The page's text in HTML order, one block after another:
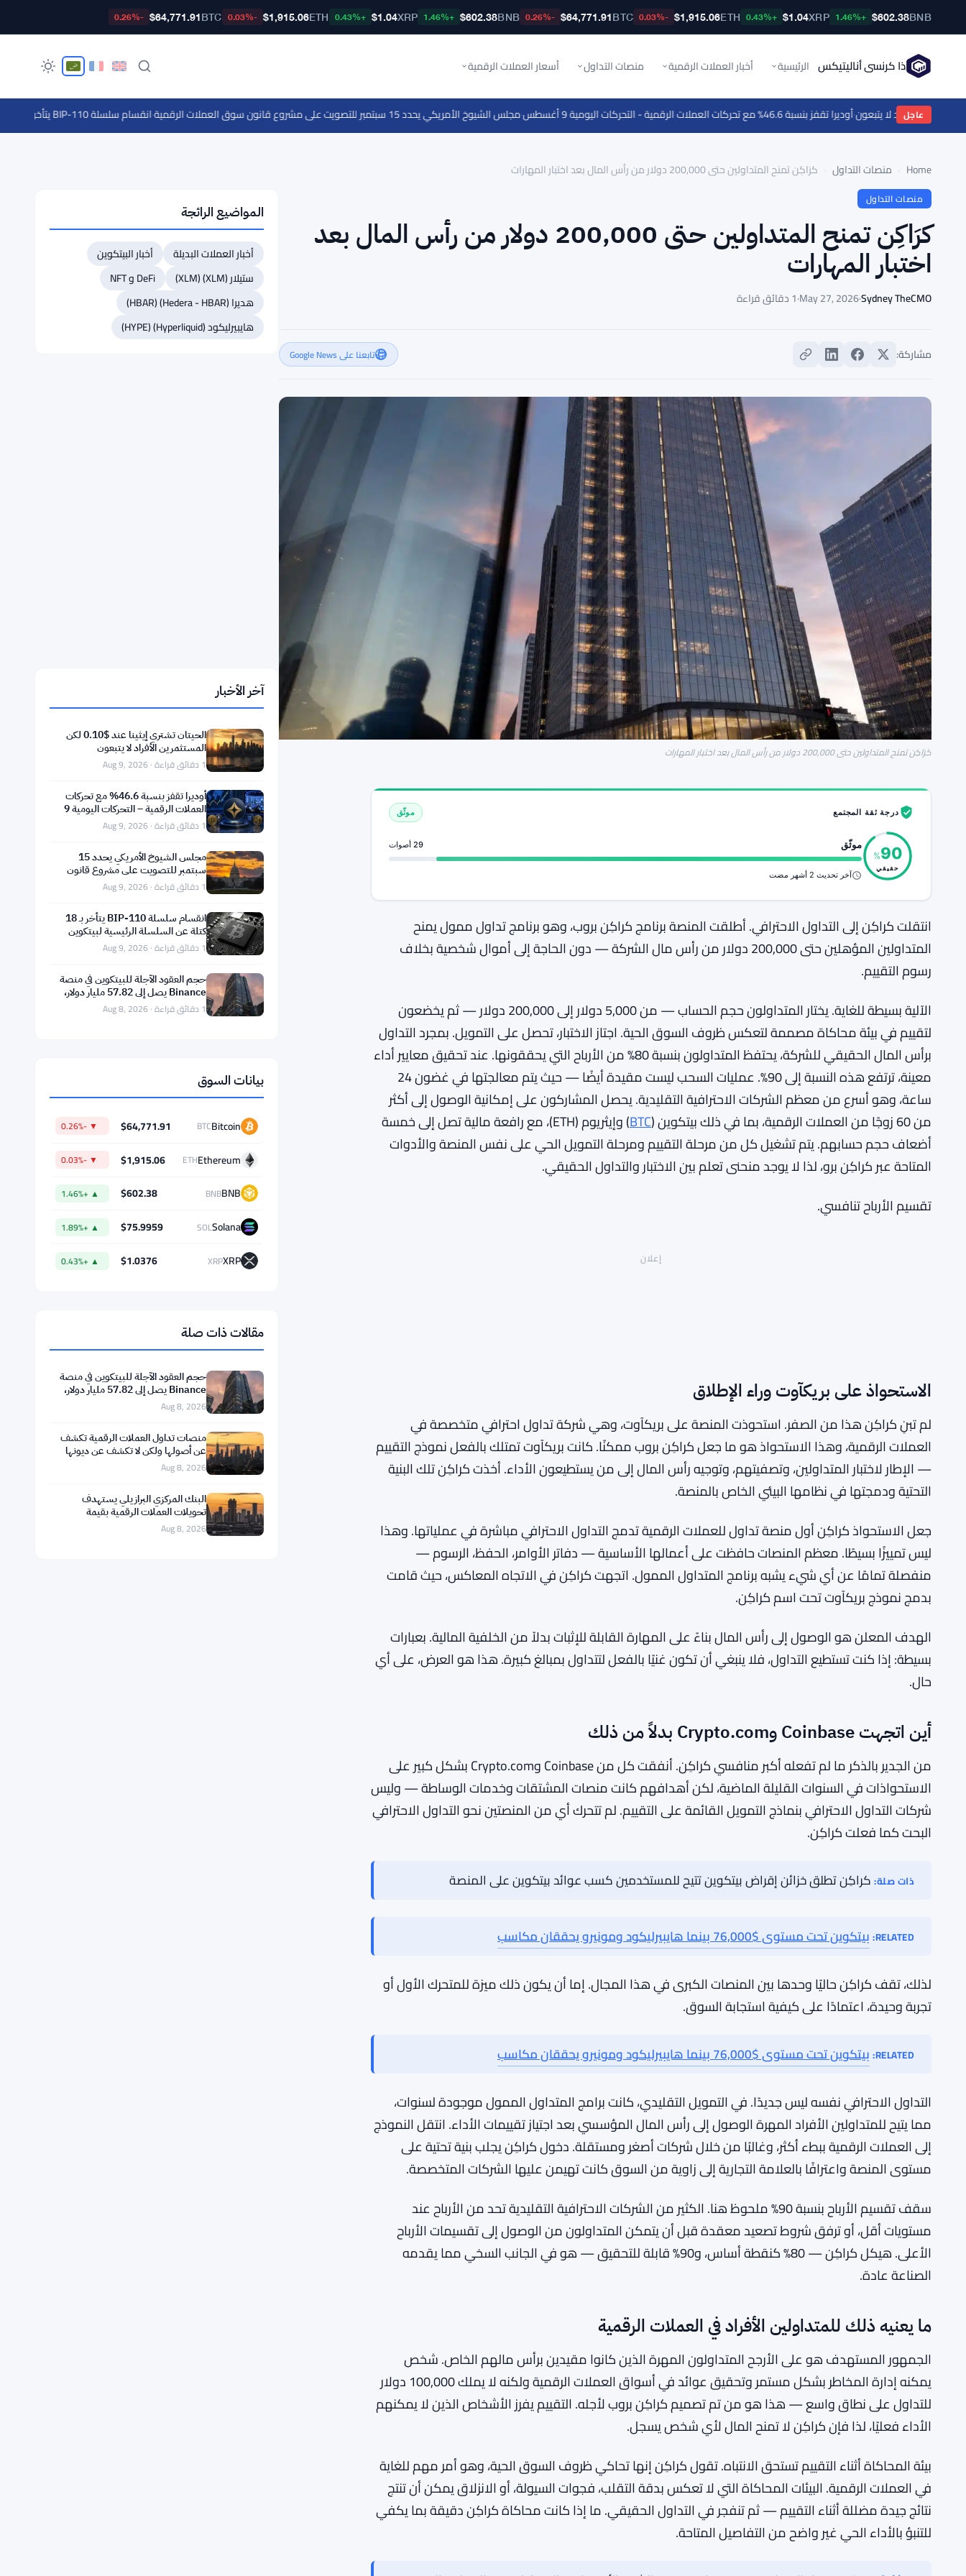
BNB
$602.38
+1.46%
XRP
$1.04
+0.43%
ETH
$1,915.06
-0.03%
BTC
$64,771.91
-0.26%
BNB
$602.38
+1.46%
XRP
$1.04
+0.43%
ETH
$1,915.06
-0.03%
BTC
$64,771.91
-0.26%
ذا كرنسي أناليتيكس الرئيسية أخبار العملات الرقمية منصات التداول أسعار العملات الرقمية
عاجل ·أوديرا تقفز بنسبة 46.6% مع تحركات العملات الرقمية - التحركات اليومية 9 أغسطس ·مجلس الشيوخ الأمريكي يحدد 15 سبتمبر للتصويت على مشروع قانون سوق العملات الرقمية ·انقسام سلسلة BIP-110 يتأخر بـ 18 كتلة عن السلسلة الرئيسية لبيتكوين
Home منصات التداول كرَاكِن تمنح المتداولين حتى 200,000 دولار من رأس المال بعد اختبار المهارات
منصات التداول
كرَاكِن تمنح المتداولين حتى 200,000 دولار من رأس المال بعد
اختبار المهارات
Sydney TheCMO
·
May 27, 2026
·1 دقائق قراءة
مشاركة: تابعنا على Google News
كرَاكِن تمنح المتداولين حتى 200,000 دولار من رأس المال بعد اختبار المهارات
درجة ثقة المجتمع موثّق
90
%
حقيقي
موثّق 29 أصوات
آخر تحديث 2 أشهر مضت
انتقلت كراكِن إلى التداول الاحترافي. أطلقت المنصة برنامج كراكِن بروب، وهو برنامج تداول ممول يمنح
المتداولين المؤهلين حتى 200,000 دولار من رأس مال الشركة — دون الحاجة إلى أموال شخصية بخلاف
رسوم التقييم.
الآلية بسيطة للغاية. يختار المتداولون حجم الحساب — من 5,000 دولار إلى 200,000 دولار — ثم يخضعون
لتقييم في بيئة محاكاة مصممة لتعكس ظروف السوق الحية. اجتاز الاختبار، تحصل على التمويل. بمجرد التداول
برأس المال الحقيقي للشركة، يحتفظ المتداولون بنسبة 80% من الأرباح التي يحققونها. عند تحقيق معايير أداء
معينة، ترتفع هذه النسبة إلى 90%. عمليات السحب ليست مقيدة أيضًا — حيث يتم معالجتها في غضون 24
ساعة، وهو أسرع من معظم الشركات الاحترافية التقليدية. يحصل المشاركون على إمكانية الوصول إلى أكثر
من 60 زوجًا من العملات الرقمية، بما في ذلك بيتكوين (
BTC
) وإيثريوم (ETH)، مع رافعة مالية تصل إلى خمسة
أضعاف حجم حسابهم. يتم تشغيل كل من مرحلة التقييم ومرحلة التمويل الحي على نفس المنصة والأدوات
المتاحة عبر كراكِن برو، لذا لا يوجد منحنى تعلم بين الاختبار والتداول الحقيقي.
تقسيم الأرباح تنافسي.
إعلان
الاستحواذ على بريكآوت وراء الإطلاق
لم تبنِ كراكِن هذا من الصفر. استحوذت المنصة على بريكآوت، وهي شركة تداول احترافي متخصصة في
العملات الرقمية، وهذا الاستحواذ هو ما جعل كراكِن بروب ممكنًا. كانت بريكآوت تمتلك بالفعل نموذج التقييم
التحتية ودمجتها في نظامها البيئي الخاص بالمنصة.
جعل الاستحواذ كراكِن أول منصة تداول للعملات الرقمية تدمج التداول الاحترافي مباشرة في عملياتها. وهذا
منفصلة تمامًا عن أي شيء يشبه برنامج المتداول الممول. اتجهت كراكِن في الاتجاه المعاكس، حيث قامت
بدمج نموذج بريكآوت تحت اسم كراكِن.
الهدف المعلن هو الوصول إلى رأس المال بناءً على المهارة القابلة للإثبات بدلاً من الخلفية المالية. بعبارات
بسيطة: إذا كنت تستطيع التداول، فلا ينبغي أن تكون غنيًا بالفعل لتتداول بمبالغ كبيرة. هذا هو العرض، على أي
حال.
أين اتجهت Coinbase وCrypto.com بدلاً من ذلك
الاستحواذات في السنوات القليلة الماضية، لكن أهدافهم كانت منصات المشتقات وخدمات الوساطة — وليس
شركات التداول الاحترافي بنماذج التمويل القائمة على التقييم. لم تتحرك أي من المنصتين نحو التداول الاحترافي
البحت كما فعلت كراكِن.
لذلك، تقف كراكِن حاليًا وحدها بين المنصات الكبرى في هذا المجال. إما أن يكون ذلك ميزة للمتحرك الأول أو
تجربة وحيدة، اعتمادًا على كيفية استجابة السوق.
RELATED: بيتكوين تحت مستوى $76,000 بينما هايبيرليكود ومونيرو يحققان مكاسب
التداول الاحترافي نفسه ليس جديدًا. في التمويل التقليدي، كانت برامج المتداول الممول موجودة لسنوات،
مما يتيح للمتداولين الأفراد المهرة الوصول إلى رأس المال المؤسسي بعد اجتياز تقييمات الأداء. انتقل النموذج
مستوى المنصة واعترافًا بالعلامة التجارية إلى زاوية من السوق كانت تهيمن عليها الشركات المتخصصة.
سقف تقسيم الأرباح بنسبة 90% ملحوظ هنا. الكثير من الشركات الاحترافية التقليدية تحد من الأرباح عند
مستويات أقل، أو ترفق شروط تصعيد معقدة قبل أن يتمكن المتداولون من الوصول إلى تقسيمات الأرباح
الأعلى. هيكل كراكِن — 80% كنقطة أساس، و90% قابلة للتحقيق — هو في الجانب السخي مما يقدمه
الصناعة عادة.
ما يعنيه ذلك للمتداولين الأفراد في العملات الرقمية
الجمهور المستهدف هو على الأرجح المتداولون المهرة الذين كانوا مقيدين برأس مالهم الخاص. شخص
المواضيع الرائجة
أخبار العملات البديلة
أخبار البيتكوين
ستيلار (XLM) (XLM)
DeFi و NFT
هديرا (Hedera - HBAR) (HBAR)
هايبيرليكود (Hyperliquid) (HYPE)
1 دقائق قراءة · Aug 9, 2026
أوديرا تقفز بنسبة 46.6% مع تحركات
أغسطس1 دقائق قراءة · Aug 9, 2026
كتلة عن السلسلة الرئيسية لبيتكوين
1 دقائق قراءة · Aug 9, 2026
حجم العقود الآجلة للبيتكوين في منصة
متجاوزًا حجم السوق الفوري بثمانية
1 دقائق قراءة · Aug 8, 2026
بيانات السوق
BNB
BNB
$602.38
▲ +1.46%
Solana
SOL
$75.9959
▲ +1.89%
XRP
XRP
حجم العقود الآجلة للبيتكوين في منصة